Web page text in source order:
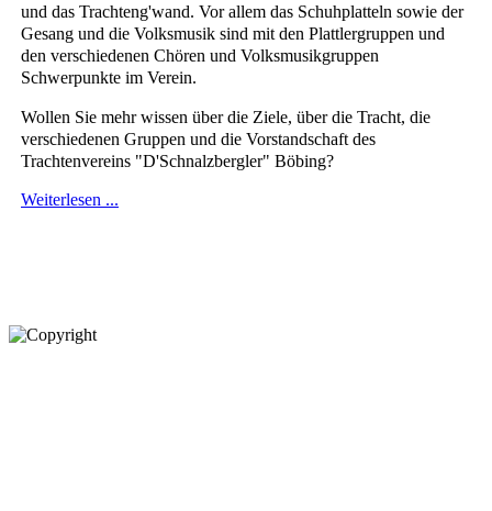
und das Trachteng'wand. Vor allem das Schuhplatteln sowie der
Gesang und die Volksmusik sind mit den Plattlergruppen und
den verschiedenen Chören und Volksmusikgruppen
Schwerpunkte im Verein.
Wollen Sie mehr wissen über die Ziele, über die Tracht, die
verschiedenen Gruppen und die Vorstandschaft des
Trachtenvereins "D'Schnalzbergler" Böbing?
Weiterlesen ...